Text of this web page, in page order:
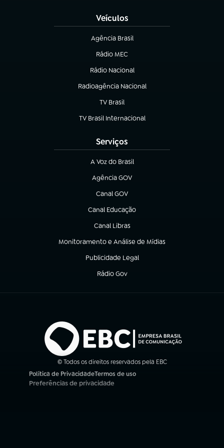
Veículos
Agência Brasil
(abre em nova aba)
Rádio MEC
Rádio Nacional
(abre em nova aba)
Radioagência Nacional
(abre em nova aba)
TV Brasil
(abre em nova aba)
TV Brasil Internacional
(abre em nova aba)
Serviços
A Voz do Brasil
(abre em nova aba)
Agência GOV
(abre em nova aba)
Canal GOV
(abre em nova aba)
Canal Educação
(abre em nova aba)
Canal Libras
(abre em nova aba)
Monitoramento e Análise de Mídias
(abre em nova aba)
Publicidade Legal
(abre em nova aba)
Rádio Gov
(abre em nova aba)
© Todos os direitos reservados pela EBC
Política de Privacidade
(abre em nova aba)
Termos de uso
(abre em nova aba)
Preferências de privacidade